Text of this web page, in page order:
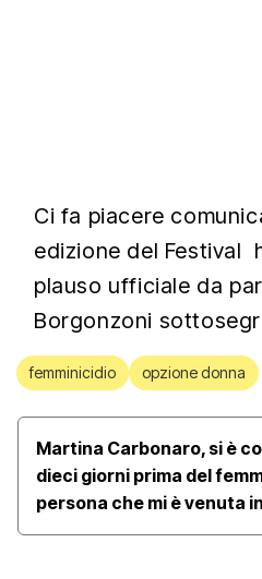
Ci fa piacere
edizione del Festival
plauso ufficiale da
Borgonzoni
femminicidio opzione donna
Martina Carbonaro, si è
dieci giorni prima del
persona che mi è venuta